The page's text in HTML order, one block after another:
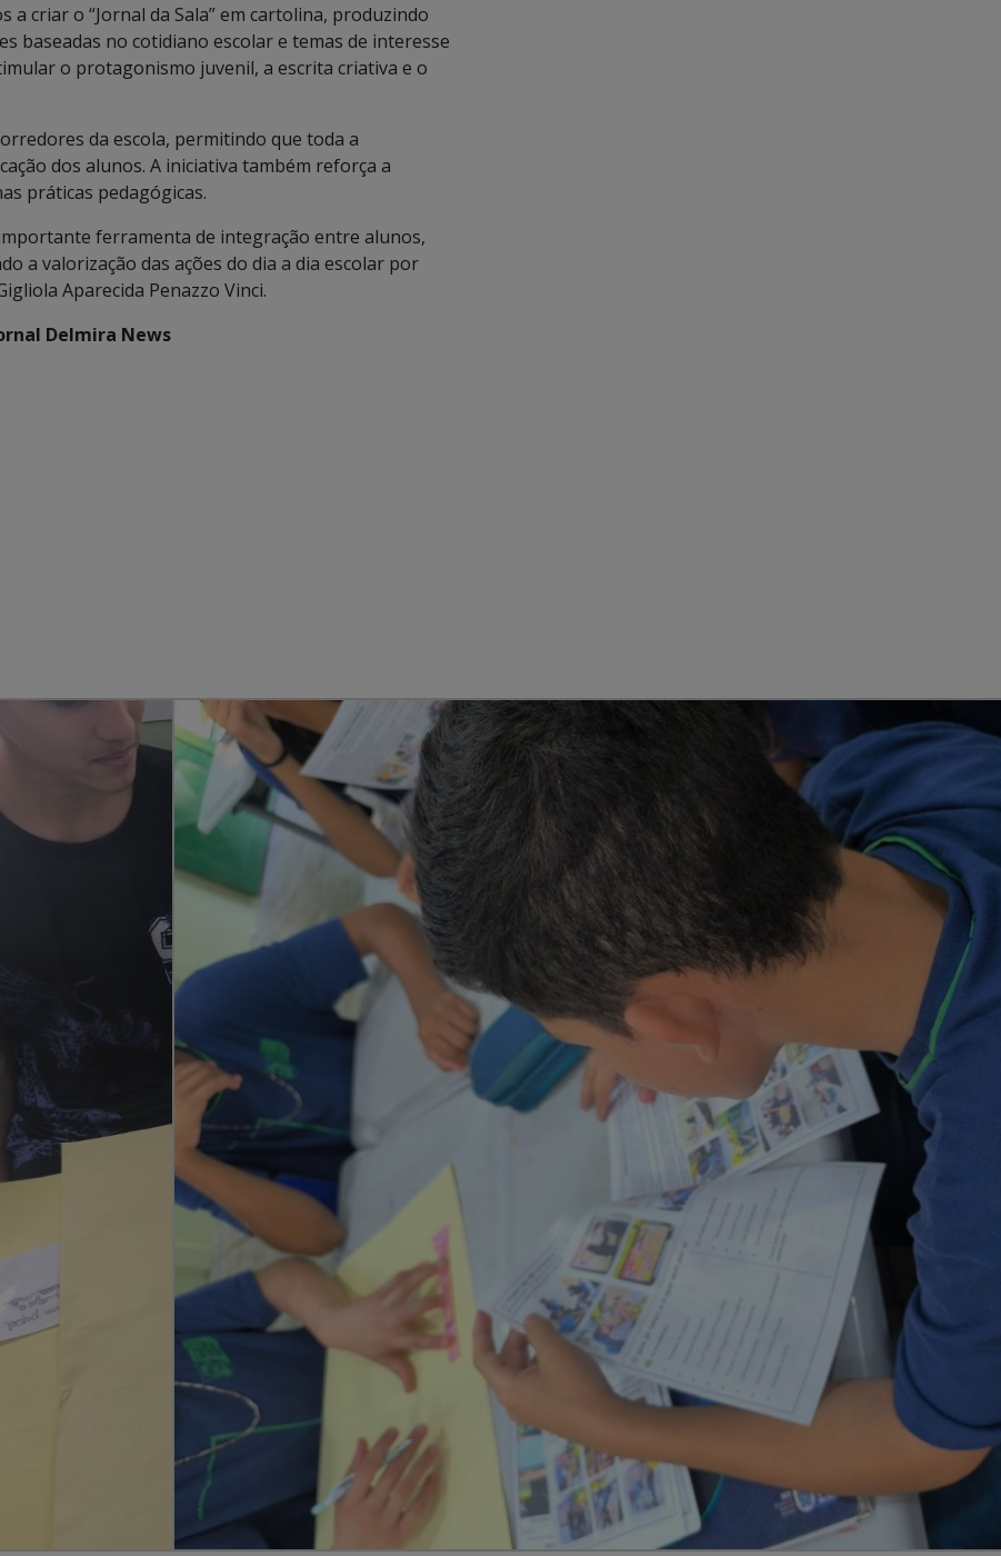
criar o “Jornal da Sala” em cartolina, produzindo
baseadas no cotidiano escolar e temas de interesse
o protagonismo juvenil, a escrita criativa e o
da escola, permitindo que toda a
dos alunos. A iniciativa também reforça a
práticas pedagógicas.
ferramenta de integração entre alunos,
a valorização das ações do dia a dia escolar por
Aparecida Penazzo Vinci.
Delmira News